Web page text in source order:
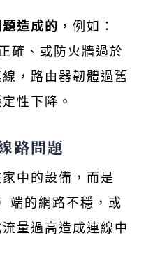
造成的 ，例如：
確、或防火牆過於
，路由器韌體過舊
性下降。
路問題
中的設備，而是
端的網路不穩，或
量過高造成連線中